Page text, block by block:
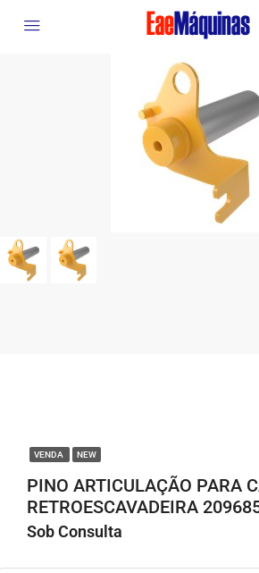
VENDA NEW
PINO ARTICULAÇÃO PARA
RETROESCAVADEIRA
Sob Consulta